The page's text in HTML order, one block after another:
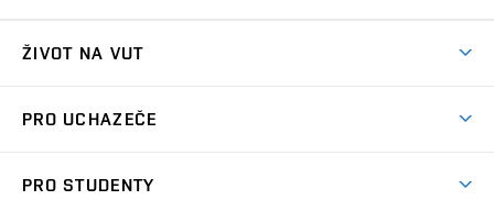
ŽIVOT NA VUT
Koleje
PRO UCHAZEČE
PRO STUDENTY